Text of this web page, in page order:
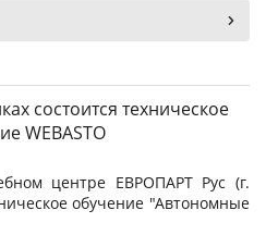
состоится техническое
WEBASTO
центре ЕВРОПАРТ Рус (г.
обучение "Автономные